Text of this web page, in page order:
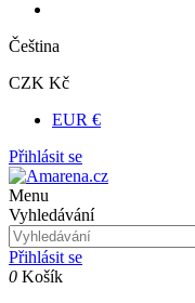
Čeština
CZK Kč
EUR €
Přihlásit se
Menu
Vyhledávání
Přihlásit se
0 Košík